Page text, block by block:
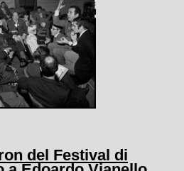
del Festival di